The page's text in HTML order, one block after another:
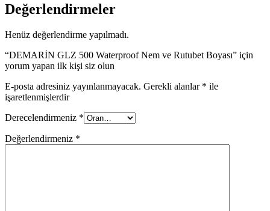
Değerlendirmeler
Henüz değerlendirme yapılmadı.
“DEMARİN GLZ 500 Waterproof Nem ve Rutubet Boyası” için
yorum yapan ilk kişi siz olun
E-posta adresiniz yayınlanmayacak. Gerekli alanlar * ile
işaretlenmişlerdir
Derecelendirmeniz *
Değerlendirmeniz *